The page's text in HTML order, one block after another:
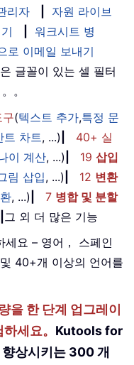
리자
자원 라이브
워크시트 병
로 이메일 보내기
글꼴이 있는 셀 필터
。
구(텍스트 추가,특정 문
트 차트, ...)
40+ 실
이 계산, ...) 19 삽입
림 삽입, ...) 12 변환
, ...) 7 병합 및 분할
그 외 더 많은 기능
요 – 영어， 스페인
40+개 이상의 언어를
한 단계 업그레이
세요。 Kutools for
상시키는 300 개